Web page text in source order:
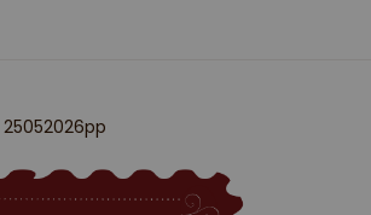
25052026pp